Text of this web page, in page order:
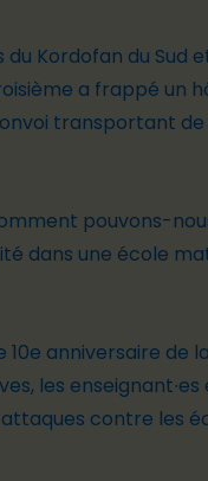
Kordofan du Sud
a frappé un
transportant de
pouvons-
dans une école
10e anniversaire de la
les enseignant∙es
contre les